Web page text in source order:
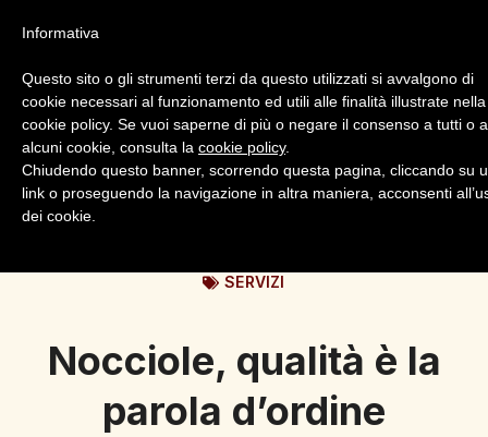
Login Registrazione
SERVIZI
Nocciole, qualità è la
parola d’ordine
Informativa
Questo sito o gli strumenti terzi da questo utilizzati si avvalgono di
cookie necessari al funzionamento ed utili alle finalità illustrate nella
cookie policy. Se vuoi saperne di più o negare il consenso a tutti o
alcuni cookie, consulta la cookie policy.
Chiudendo questo banner, scorrendo questa pagina, cliccando su
link o proseguendo la navigazione in altra maniera, acconsenti
dei cookie.